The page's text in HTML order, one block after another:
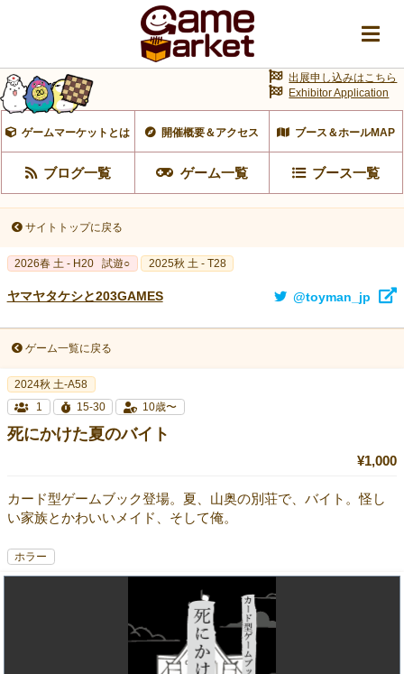
ゲームマーケットとは 開催概要＆アクセス ブース＆ホールMAP
ブログ一覧 ゲーム一覧 ブース一覧
出展申し込みはこちら
Exhibitor Application
サイトトップに戻る
2026春 土 - H20 試遊○ 2025秋 土 - T28
ヤマヤタケシと203GAMES @toyman_jp
ゲーム一覧に戻る
2024秋 土-A58
1
15-30 10歳〜
死にかけた夏のバイト
¥1,000
カード型ゲームブック登場。夏、山奥の別荘で、バイト。怪し
い家族とかわいいメイド、そして俺。
ホラー